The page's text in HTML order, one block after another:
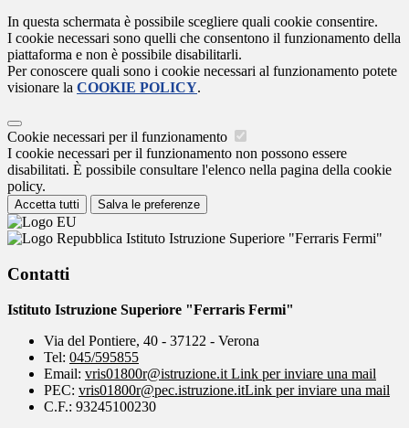
In questa schermata è possibile scegliere quali cookie consentire.
I cookie necessari sono quelli che consentono il funzionamento della
piattaforma e non è possibile disabilitarli.
Per conoscere quali sono i cookie necessari al funzionamento potete
visionare la COOKIE POLICY.
Cookie necessari per il funzionamento
I cookie necessari per il funzionamento non possono essere
disabilitati. È possibile consultare l'elenco nella pagina della cookie
policy.
Accetta tutti Salva le preferenze
Istituto Istruzione Superiore "Ferraris Fermi"
Contatti
Istituto Istruzione Superiore "Ferraris Fermi"
Via del Pontiere, 40 - 37122 - Verona
Tel: 045/595855
Email: vris01800r@istruzione.it Link per inviare una mail
PEC: vris01800r@pec.istruzione.itLink per inviare una mail
C.F.: 93245100230